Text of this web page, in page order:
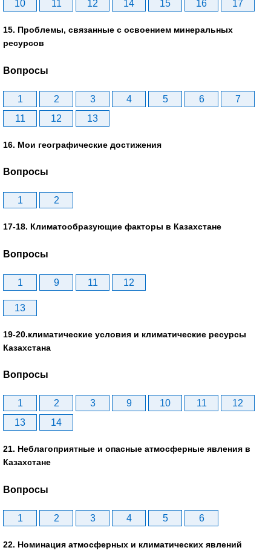
10 11 12 14 15 16 17
15. Проблемы, связанные с освоением минеральных
ресурсов
Вопросы
1 2 3 4 5 6
7
11
12 13
16. Мои географические достижения
Вопросы
1 2
17-18. Климатообразующие факторы в Казахстане
Вопросы
1 9 11 12
13
19-20.климатические условия и климатические ресурсы
Казахстана
Вопросы
1 2 3 9 10 11
12
13
14
21. Неблагоприятные и опасные атмосферные явления в
Казахстане
Вопросы
1 2 3 4 5 6
22. Номинация атмосферных и климатических явлений